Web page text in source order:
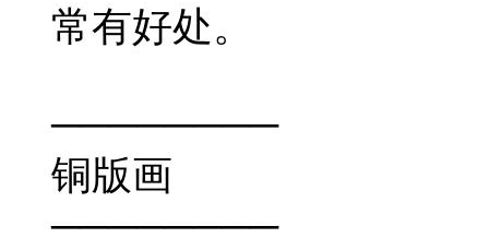
常有好处。
────────
铜版画
────────